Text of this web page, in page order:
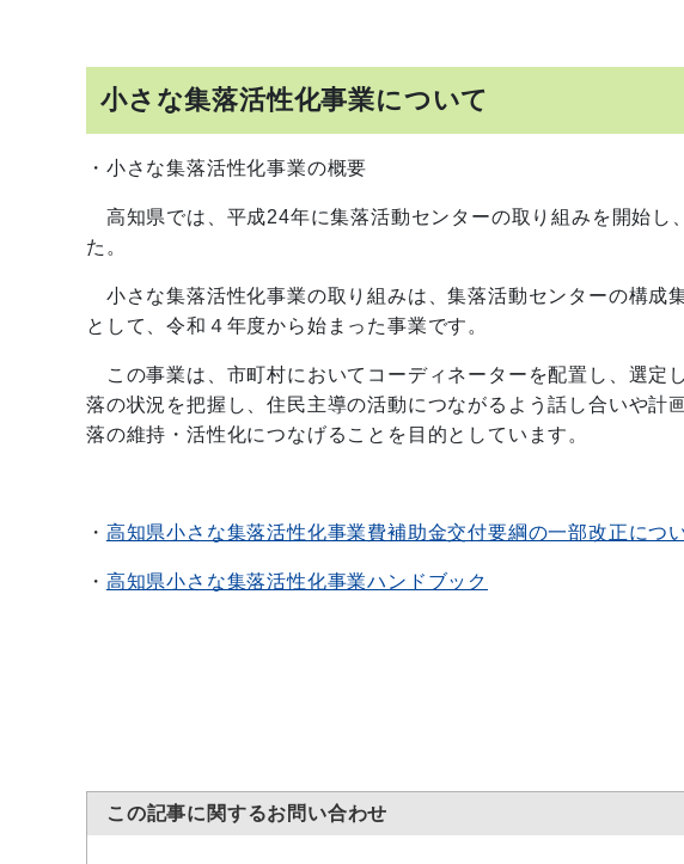
小さな集落活性化事業について
・小さな集落活性化事業の概要
高知県では、平成24年に集落活動センターの取り組みを開始し
た。
小さな集落活性化事業の取り組みは、集落活動センターの構成
として、令和４年度から始まった事業です。
この事業は、市町村においてコーディネーターを配置し、選定
落の状況を把握し、住民主導の活動につながるよう話し合いや計
落の維持・活性化につなげることを目的としています。
・ 高知県小さな集落活性化事業費補助金交付要綱の一部改正につ
・ 高知県小さな集落活性化事業ハンドブック
この記事に関するお問い合わせ